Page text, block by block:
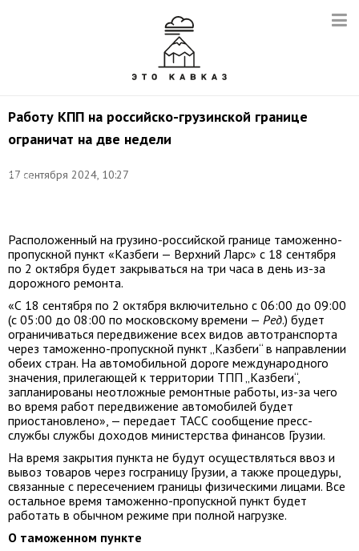
Работу КПП на российско-грузинской границе
ограничат на две недели
17 сентября 2024, 10:27
Елена
Расположенный на грузино-российской границе таможенно-
пропускной пункт «Казбеги — Верхний Ларс» с 18 сентября
по 2 октября будет закрываться на три часа в день из-за
дорожного ремонта.
«С 18 сентября по 2 октября включительно с 06:00 до 09:00
(с 05:00 до 08:00 по московскому времени — Ред.) будет
ограничиваться передвижение всех видов автотранспорта
через таможенно-пропускной пункт „Казбеги“ в направлении
обеих стран. На автомобильной дороге международного
значения, прилегающей к территории ТПП „Казбеги“,
запланированы неотложные ремонтные работы, из-за чего
во время работ передвижение автомобилей будет
приостановлено», — передает ТАСС сообщение пресс-
службы службы доходов министерства финансов Грузии.
На время закрытия пункта не будут осуществляться ввоз и
вывоз товаров через госграницу Грузии, а также процедуры,
связанные с пересечением границы физическими лицами. Все
остальное время таможенно-пропускной пункт будет
работать в обычном режиме при полной нагрузке.
О таможенном пункте